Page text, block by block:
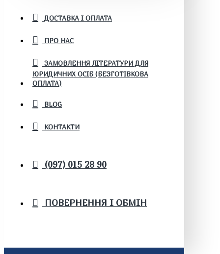
ДОСТАВКА І ОПЛАТА
ПРО НАС
ЗАМОВЛЕННЯ ЛІТЕРАТУРИ ДЛЯ
ЮРИДИЧНИХ ОСІБ (БЕЗГОТІВКОВА
ОПЛАТА)
BLOG
КОНТАКТИ
(097) 015 28 90
ПОВЕРНЕННЯ І ОБМІН